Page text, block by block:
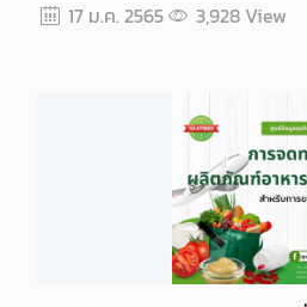
17 ม.ค. 2565 3,928View